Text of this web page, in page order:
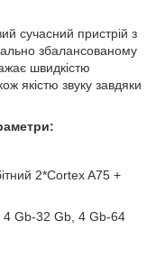
сучасний пристрій з
збалансованому
швидкістю
якістю звуку завдяки
2*Cortex A75 +
4 Gb-32 Gb, 4 Gb-64